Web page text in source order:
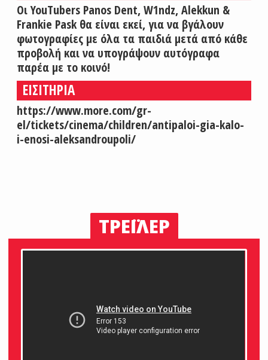
Οι YouTubers Panos Dent, W1ndz, Alekkun &
Frankie Pask θα είναι εκεί, για να βγάλουν
φωτογραφίες με όλα τα παιδιά μετά από κάθε
προβολή και να υπογράψουν αυτόγραφα
παρέα με το κοινό!
ΕΙΣΙΤΗΡΙΑ
https://www.more.com/gr-
el/tickets/cinema/children/antipaloi-gia-kalo-
i-enosi-aleksandroupoli/
ΤΡΕΪΛΕΡ